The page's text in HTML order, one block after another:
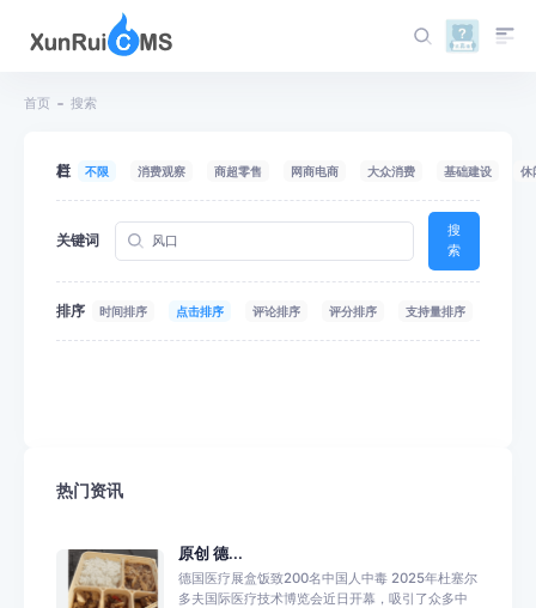
首页 搜索
栏目 不限 消费观察 商超零售 网商电商 大众消费 基础建设 休
关键词
搜
索
排序 时间排序 点击排序 评论排序 评分排序 支持量排序
热门资讯
原创 德...
德国医疗展盒饭致200名中国人中毒 2025年杜塞尔
多夫国际医疗技术博览会近日开幕，吸引了众多中